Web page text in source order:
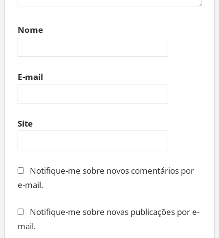
Nome
E-mail
Site
Notifique-me sobre novos comentários por
e-mail.
Notifique-me sobre novas publicações por e-
mail.